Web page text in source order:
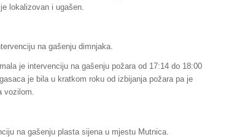
lokalizovan i ugašen.
na gašenju dimnjaka.
je intervenciju na gašenju požara od 17:14 do 18:00
je bila u kratkom roku od izbijanja požara pa je
vozilom.
na gašenju plasta sijena u mjestu Mutnica.